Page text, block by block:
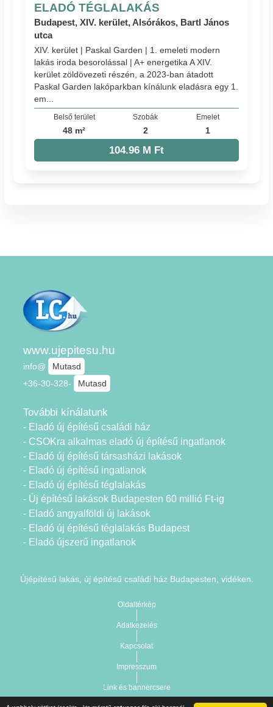
ELADÓ TÉGLALAKÁS
Budapest, XIV. kerület, Alsórákos, Bartl János
utca
XIV. kerület | Paskal Garden | 1. emeleti modern
lakás iroda besorolással | A+ energetika A XIV.
kerület zöldövezeti részén, a 2023-ban átadott
Paskal Garden lakóparkban kínálunk eladásra egy 1.
em...
Belső terület
48 m²
Szobák
2
Emelet
1
104.96 M Ft
www.ujepitesu.hu
info@
Mutasd
+36-30-328-
Mutasd
További kínálatunk
- Eladó új építésű családi ház
- CSOKra alkalmas eladó új építésű ingatlanok
- Eladó új építésű társasházi lakások
- Eladó új építésű ingatlanok
- Eladó új építésű téglalakás
- Új építésű lakások Budapesten 60 millió Ft-ig
- Eladó angyalföldi új lakások
- Eladó új építésű téglalakás Budapest
- Eladó újszerű ingatlanok
Újépítésű lakás, új építésű családi ház Budapesten, vidéken.
Oldaltérkép
Adatkezelés
Kapcsolat
Impresszum
Link és bannercsere